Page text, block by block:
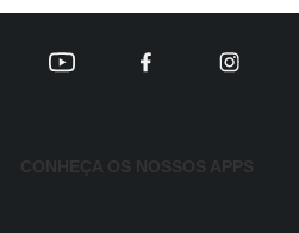
CONHEÇA OS NOSSOS APPS